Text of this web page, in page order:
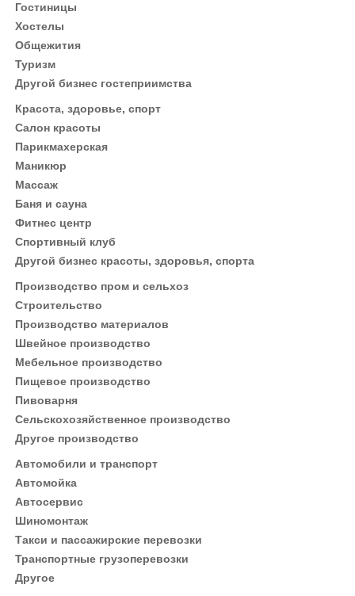
Гостиницы
Хостелы
Общежития
Туризм
Другой бизнес гостеприимства
Красота, здоровье, спорт
Салон красоты
Парикмахерская
Маникюр
Массаж
Баня и сауна
Фитнес центр
Спортивный клуб
Другой бизнес красоты, здоровья, спорта
Производство пром и сельхоз
Строительство
Производство материалов
Швейное производство
Мебельное производство
Пищевое производство
Пивоварня
Сельскохозяйственное производство
Другое производство
Автомобили и транспорт
Автомойка
Автосервис
Шиномонтаж
Такси и пассажирские перевозки
Транспортные грузоперевозки
Другое